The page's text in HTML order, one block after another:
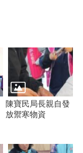
陳寶民局長親自發
放禦寒物資